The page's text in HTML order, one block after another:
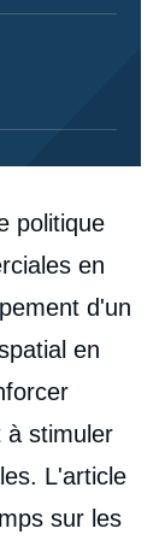
politique
en
d'un
en
à stimuler
L'article
sur les